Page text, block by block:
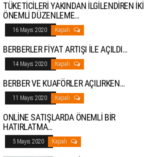
TÜKETİCİLERİ YAKINDAN İLGİLENDİREN İKİ
ÖNEMLİ DÜZENLEME…
16 Mayıs 2020 Kapalı
BERBERLER FİYAT ARTIŞI İLE AÇILDI…
14 Mayıs 2020 Kapalı
BERBER VE KUAFÖRLER AÇILIRKEN…
11 Mayıs 2020 Kapalı
ONLİNE SATIŞLARDA ÖNEMLİ BİR
HATIRLATMA…
5 Mayıs 2020 Kapalı